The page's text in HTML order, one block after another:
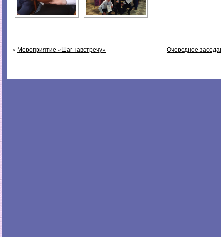
« Мероприятие «Шаг навстречу» Очередное